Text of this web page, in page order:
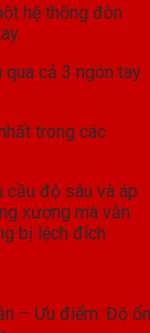
hệ thống đòn
cả 3 ngón tay
trong các
cầu độ sâu và áp
xương mà vẫn
bị lệch đích
– Ưu điểm: Độ